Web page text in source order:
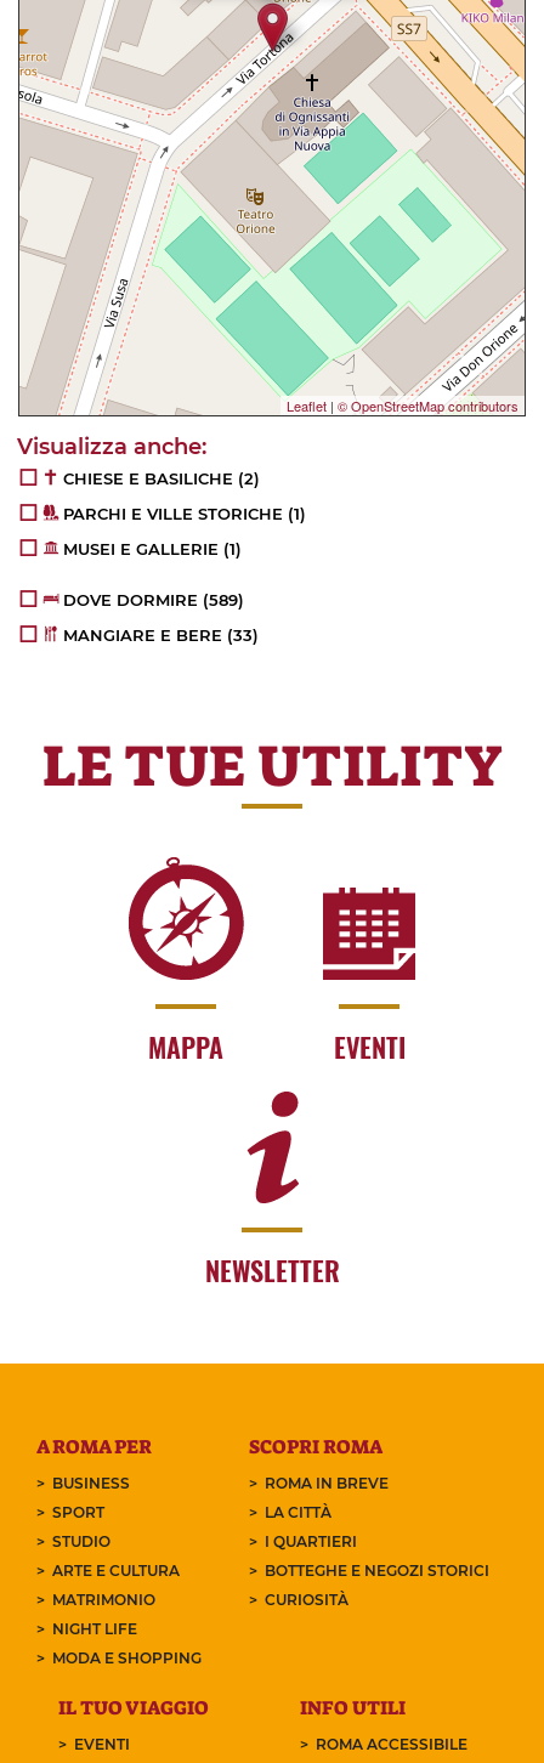
Leaflet | © OpenStreetMap contributors
CHIESE E BASILICHE (2)
PARCHI E VILLE STORICHE (1)
MUSEI E GALLERIE (1)
DOVE DORMIRE (589)
MANGIARE E BERE (33)
LE TUE UTILITY
MAPPA EVENTI
NEWSLETTER
A ROMA PER
BUSINESS
SPORT
STUDIO
ARTE E CULTURA
MATRIMONIO
NIGHT LIFE
MODA E SHOPPING
SCOPRI ROMA
ROMA IN BREVE
LA CITTÀ
I QUARTIERI
BOTTEGHE E NEGOZI STORICI
CURIOSITÀ
IL TUO VIAGGIO
EVENTI
INFO UTILI
ROMA ACCESSIBILE